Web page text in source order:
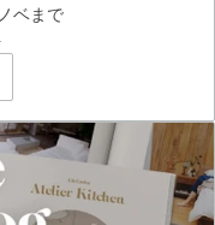
ベまで